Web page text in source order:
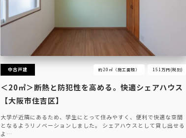
中古戸建 約20㎡（施工面積） 151万円(税別)
＜20㎡＞断熱と防犯性を高める。快適シェアハウス
【大阪市住吉区】
大学が近隣にあるため、学生にとって住みやすく、便利で快適な空間
となるようリノベーションしました。 シェアハウスとして貸し出せる
よ…